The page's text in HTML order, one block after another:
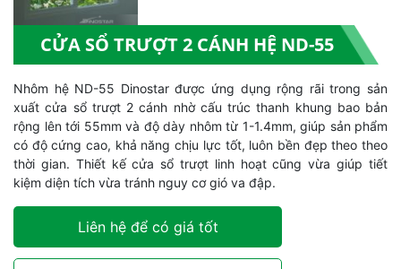
CỬA SỔ TRƯỢT 2 CÁNH HỆ ND-55
Nhôm hệ ND-55 Dinostar được ứng dụng rộng rãi trong sản
xuất cửa sổ trượt 2 cánh nhờ cấu trúc thanh khung bao bản
rộng lên tới 55mm và độ dày nhôm từ 1-1.4mm, giúp sản phẩm
có độ cứng cao, khả năng chịu lực tốt, luôn bền đẹp theo theo
thời gian. Thiết kế cửa sổ trượt linh hoạt cũng vừa giúp tiết
kiệm diện tích vừa tránh nguy cơ gió va đập.
Liên hệ để có giá tốt